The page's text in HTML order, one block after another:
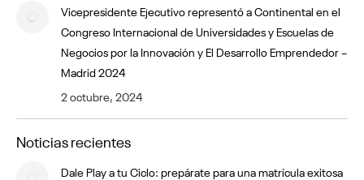
Vicepresidente Ejecutivo representó a Continental en el
Congreso Internacional de Universidades y Escuelas de
Negocios por la Innovación y El Desarrollo Emprendedor –
Madrid 2024
2 octubre, 2024
Noticias recientes
Dale Play a tu Ciclo: prepárate para una matrícula exitosa